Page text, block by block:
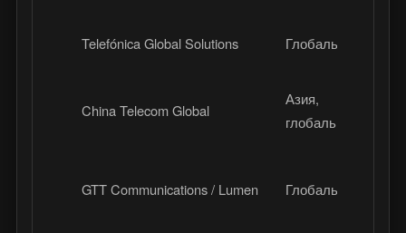
Telefónica Global Solutions Глобально
China Telecom Global
Азия,
глобально
GTT Communications / Lumen Глобально